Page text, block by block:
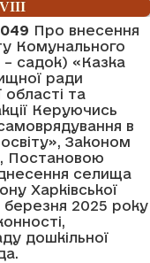
VIII
Про внесення
Комунального
– садок) «Казка
ради
області та
Керуючись
в
Законом
Постановою
селища
Харківської
березня 2025 року
дошкільної